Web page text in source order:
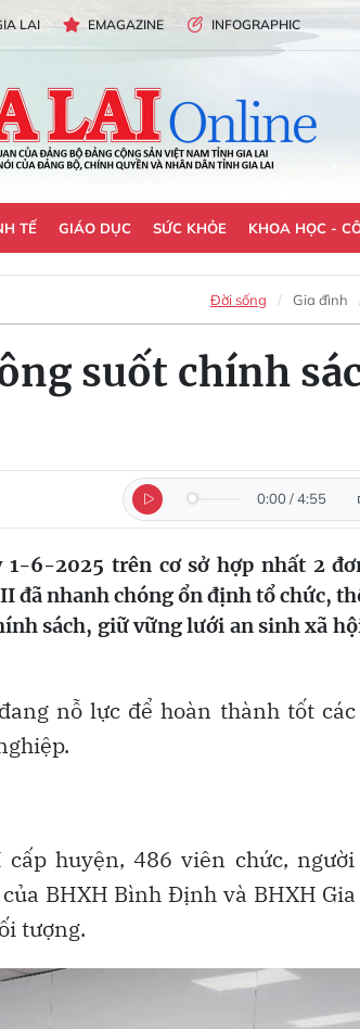
LAI EMAGAZINE INFOGRAPHIC
TẾ GIÁO DỤC SỨC KHỎE KHOA HỌC -
Đời sống Gia đình
suốt chính
0:00 /4:55
6-2025 trên cơ sở hợp nhất 2
đã nhanh chóng ổn định tổ chức,
sách, giữ vững lưới an sinh xã
nỗ lực để hoàn thành tốt
huyện, 486 viên chức,
BHXH Bình Định và BHXH
tượng.